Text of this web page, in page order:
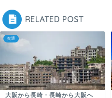
RELATED POST
交通
大阪から長崎・長崎から大阪へ